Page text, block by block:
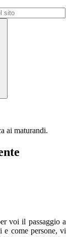
ai maturandi.
voi il passaggio a
e come persone, vi